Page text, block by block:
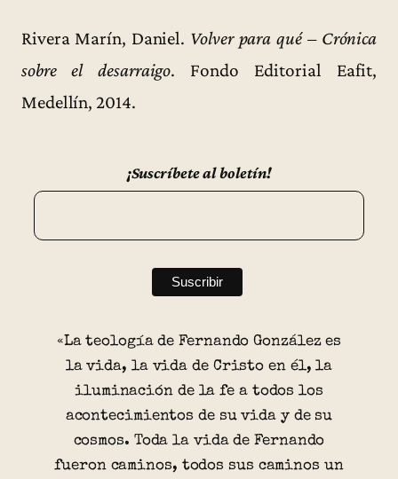
Rivera Marín, Daniel. Volver para qué – Crónica
sobre el desarraigo. Fondo Editorial Eafit,
Medellín, 2014.
¡Suscríbete al boletín!
«La teología de Fernando González es
la vida, la vida de Cristo en él, la
iluminación de la fe a todos los
acontecimientos de su vida y de su
cosmos. Toda la vida de Fernando
fueron caminos, todos sus caminos un